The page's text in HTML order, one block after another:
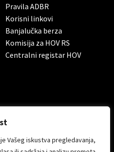
Vašeg iskustva pregledavanja,
Pravila ADBR
Korisni linkovi
Banjalučka berza
Komisija za HOV RS
Centralni registar HOV